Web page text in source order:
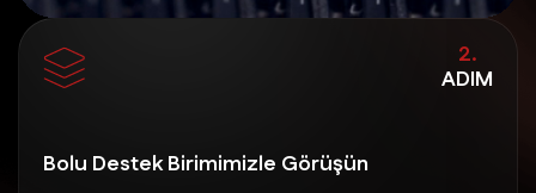
2.
ADIM
Bolu Destek Birimimizle Görüşün